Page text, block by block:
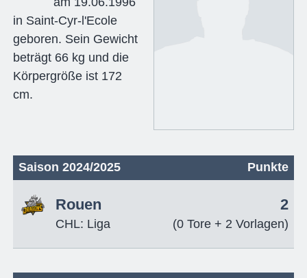
in Saint-Cyr-l'Ecole
geboren. Sein Gewicht
beträgt 66 kg und die
Körpergröße ist 172
cm.
Saison 2024/2025 Punkte
Rouen
CHL: Liga
2
(0 Tore + 2 Vorlagen)